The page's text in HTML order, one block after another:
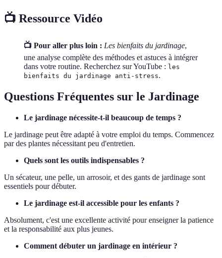
📺 Ressource Vidéo
📺 Pour aller plus loin : Les bienfaits du jardinage,
une analyse complète des méthodes et astuces à intégrer
dans votre routine. Recherchez sur YouTube : les
bienfaits du jardinage anti-stress.
Questions Fréquentes sur le Jardinage
Le jardinage nécessite-t-il beaucoup de temps ?
Le jardinage peut être adapté à votre emploi du temps. Commencez
par des plantes nécessitant peu d'entretien.
Quels sont les outils indispensables ?
Un sécateur, une pelle, un arrosoir, et des gants de jardinage sont
essentiels pour débuter.
Le jardinage est-il accessible pour les enfants ?
Absolument, c'est une excellente activité pour enseigner la patience
et la responsabilité aux plus jeunes.
Comment débuter un jardinage en intérieur ?